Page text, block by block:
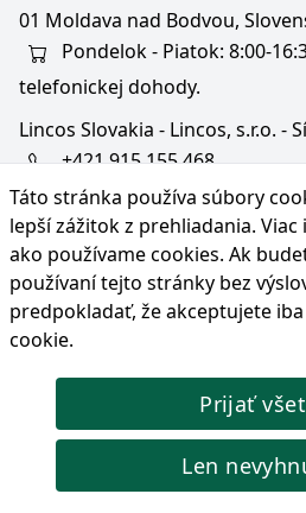
Táto stránka používa súbory
lepší zážitok z prehliadania.
ako používame cookies. Ak
používaní tejto stránky bez
predpokladať, že akceptujete
cookie.
Prijať
Len
01 Moldava nad Bodvou,
Pondelok - Piatok: 8:00-
telefonickej dohody.
Lincos Slovakia - Lincos, s.r.o. -
+421 915 155 468
+36/30 343 6714
bratislava@lincos.sk
Lincos s.r.o., Rustaveliho 4,
Rača, Slovensko
Iba sídlo firmy
© Copyright 2026 Lincos s.r.o.,